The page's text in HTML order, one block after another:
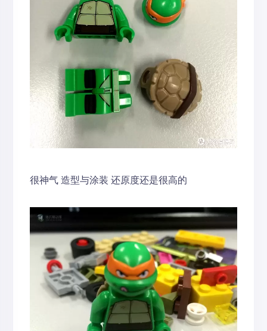
很神气 造型与涂装 还原度还是很高的